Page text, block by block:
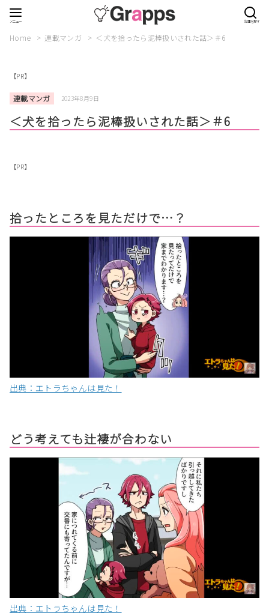
Home 連載マンガ ＜犬を拾ったら泥棒扱いされた話＞＃6
【PR】
連載マンガ 2023年8月9日
＜犬を拾ったら泥棒扱いされた話＞＃6
【PR】
拾ったところを見ただけで…？
出典：エトラちゃんは見た！
どう考えても辻褄が合わない
出典：エトラちゃんは見た！